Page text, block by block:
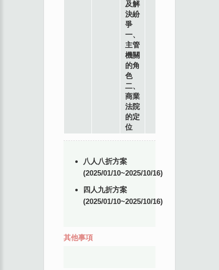
及解
決紛
爭
一、
主管
機關
的角
色
二、
商業
法院
的定
位
八人八折方案
(2025/01/10~2025/10/16)
四人九折方案
(2025/01/10~2025/10/16)
其他事項